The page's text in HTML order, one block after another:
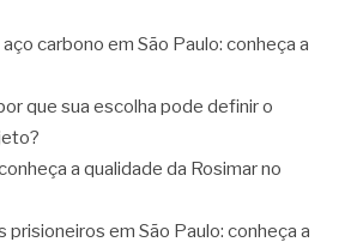
carbono em São Paulo: conheça a
que sua escolha pode definir o
a qualidade da Rosimar no
prisioneiros em São Paulo: conheça a